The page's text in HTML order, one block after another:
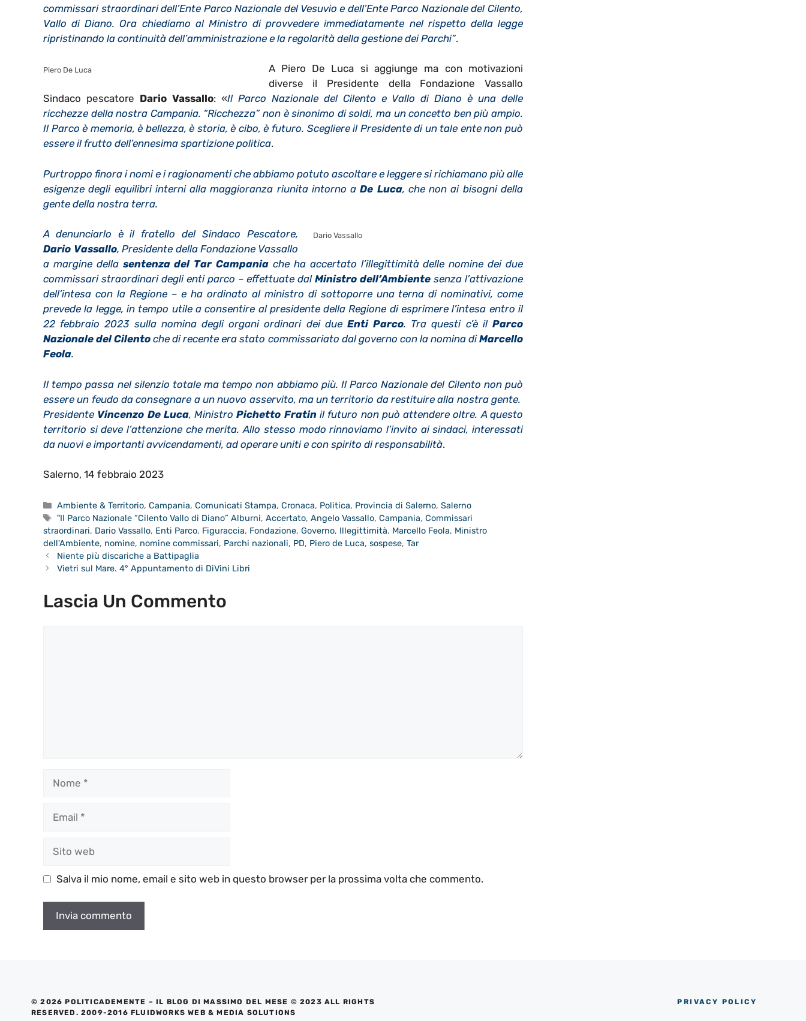
commissari straordinari dell’Ente Parco Nazionale del Vesuvio e dell’Ente Parco Nazionale del Cilento,
Vallo di Diano. Ora chiediamo al Ministro di provvedere immediatamente nel rispetto della legge
ripristinando la continuità dell’amministrazione e la regolarità della gestione dei Parchi”.
Piero De Luca
A Piero De Luca si aggiunge ma con motivazioni
diverse il Presidente della Fondazione Vassallo
Sindaco pescatore Dario Vassallo: «Il Parco Nazionale del Cilento e Vallo di Diano è una delle
ricchezze della nostra Campania. “Ricchezza” non è sinonimo di soldi, ma un concetto ben più ampio.
Il Parco è memoria, è bellezza, è storia, è cibo, è futuro. Scegliere il Presidente di un tale ente non può
essere il frutto dell’ennesima spartizione politica.
Purtroppo finora i nomi e i ragionamenti che abbiamo potuto ascoltare e leggere si richiamano più alle
esigenze degli equilibri interni alla maggioranza riunita intorno aDe Luca, che non ai bisogni della
gente della nostra terra.
Dario Vassallo
A denunciarlo è il fratello del Sindaco Pescatore,
Dario Vassallo, Presidente della Fondazione Vassallo
a margine della sentenza del Tar Campania che ha accertato l’illegittimità delle nomine dei due
commissari straordinari degli enti parco – effettuate dalMinistro dell’Ambiente senza l’attivazione
dell’intesa con la Regione – e ha ordinato al ministro di sottoporre una terna di nominativi, come
prevede la legge, in tempo utile a consentire al presidente della Regione di esprimere l’intesa entro il
22 febbraio 2023 sulla nomina degli organi ordinari dei due Enti Parco. Tra questi c’è il Parco
Nazionale del Cilento che di recente era stato commissariato dal governo con la nomina diMarcello
Feola.
Il tempo passa nel silenzio totale ma tempo non abbiamo più. Il Parco Nazionale del Cilento non può
essere un feudo da consegnare a un nuovo asservito, ma un territorio da restituire alla nostra gente.
Presidente Vincenzo De Luca, MinistroPichetto Fratinil futuro non può attendere oltre. A questo
territorio si deve l’attenzione che merita. Allo stesso modo rinnoviamo l’invito ai sindaci, interessati
da nuovi e importanti avvicendamenti, ad operare uniti e con spirito di responsabilità.
Salerno, 14 febbraio 2023
Categorie
Ambiente & Territorio,Campania,Comunicati Stampa,Cronaca, Politica, Provincia di Salerno,Salerno
Tag
"Il Parco Nazionale “Cilento Vallo di Diano” Alburni,Accertato,Angelo Vassallo,Campania,Commissari
straordinari, Dario Vassallo, Enti Parco, Figuraccia, Fondazione, Governo, Illegittimità, Marcello Feola, Ministro
dell'Ambiente, nomine, nomine commissari, Parchi nazionali, PD, Piero de Luca, sospese, Tar
Niente più discariche a Battipaglia
Vietri sul Mare. 4° Appuntamento di DiVini Libri
Lascia Un Commento
web
Salva il mio nome, email e sito web in questo browser per la prossima volta che commento.
© 2026 POLITICADEMENTE – IL BLOG DI MASSIMO DEL MESE © 2023 ALL RIGHTS
RESERVED. 2009-2016 FLUIDWORKS WEB & MEDIA SOLUTIONS
PRIVACY POLICY